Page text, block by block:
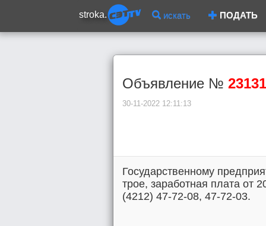
stroka. искать ПОДАТЬ
Объявление № 23131
30-11-2022 12:11:13
Государственному
трое, заработная плата от
(4212) 47-72-08, 47-72-03.